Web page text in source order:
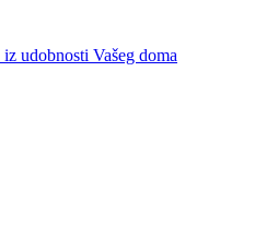
udobnosti Vašeg doma